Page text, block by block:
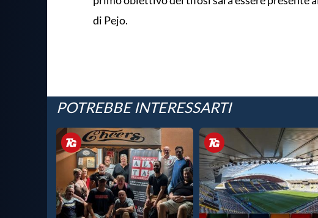
di Pejo.
POTREBBE INTERESSARTI